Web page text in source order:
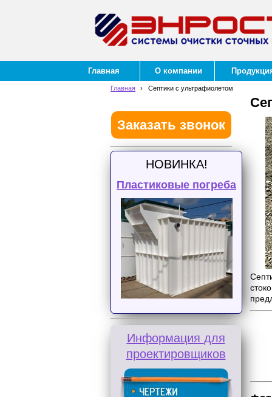
Главная О компании
Главная › Септики с ультрафиолетом
Заказать звонок
НОВИНКА!
Пластиковые погреба
Информация для
проектировщиков